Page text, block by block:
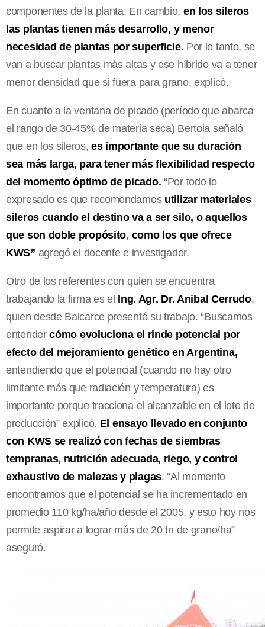
componentes de la planta. En cambio, en los sileros
las plantas tienen más desarrollo, y menor
necesidad de plantas por superficie. Por lo tanto, se
van a buscar plantas más altas y ese híbrido va a tener
menor densidad que si fuera para grano, explicó.
En cuanto a la ventana de picado (período que abarca
el rango de 30-45% de materia seca) Bertoia señaló
que en los sileros, es importante que su duración
sea más larga, para tener más flexibilidad respecto
del momento óptimo de picado. “Por todo lo
expresado es que recomendamosutilizar materiales
sileros cuando el destino va a ser silo, o aquellos
que son doble propósito, como los que ofrece
KWS” agregó el docente e investigador.
Otro de los referentes con quien se encuentra
trabajando la firma es el Ing. Agr. Dr. Anibal Cerrudo,
quien desde Balcarce presentó su trabajo. “Buscamos
entendercómo evoluciona el rinde potencial por
efecto del mejoramiento genético en Argentina,
entendiendo que el potencial (cuando no hay otro
limitante más que radiación y temperatura) es
importante porque tracciona el alcanzable en el lote de
producción” explicó. El ensayo llevado en conjunto
con KWS se realizó con fechas de siembras
tempranas, nutrición adecuada, riego, y control
exhaustivo de malezas y plagas. “Al momento
encontramos que el potencial se ha incrementado en
promedio 110 kg/ha/año desde el 2005, y esto hoy nos
permite aspirar a lograr más de 20 tn de grano/ha”
aseguró.